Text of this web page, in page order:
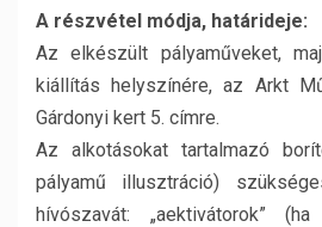
A részvétel módja, határideje:
Az elkészült pályaműveket,
kiállítás helyszínére, az Arkt
Gárdonyi kert 5. címre.
Az alkotásokat tartalmazó
pályamű illusztráció)
hívószavát: „aektivátorok”